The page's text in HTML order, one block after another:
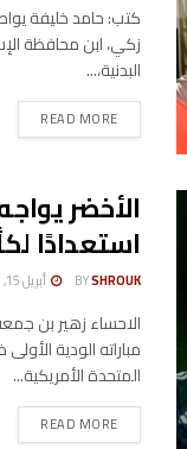
كتب: حامد خليفة
زكي، ابن محافظة
البدنية،...
READ MORE
DETAILS
الأخضر
استعدادًا
BYSHROUK أبريل 15, 2026
الاحساء زهير بن
مباراته الودية
المتحدة الأمريكية...
READ MORE
DETAILS